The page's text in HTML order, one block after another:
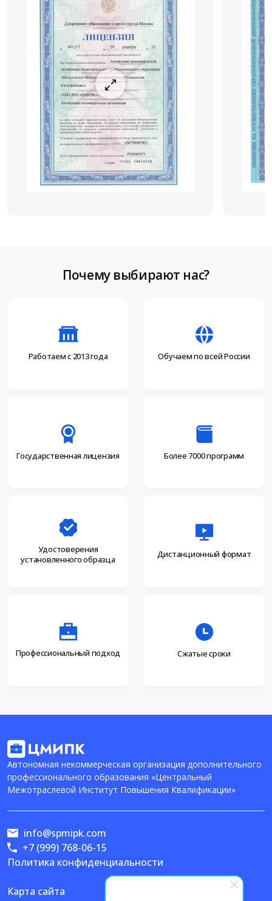
Почему выбирают нас?
Работаем с 2013 года Обучаем по всей России
Государственная лицензия Более 7000 программ
Удостоверения
установленного образца
Дистанционный формат
Профессиональный подход Сжатые сроки
Автономная некоммерческая организация дополнительного
профессионального образования «Центральный
Межотраслевой Институт Повышения Квалификации»
Политика конфиденциальности
Карта сайта
info@spmipk.com
+7 (999) 768-06-15